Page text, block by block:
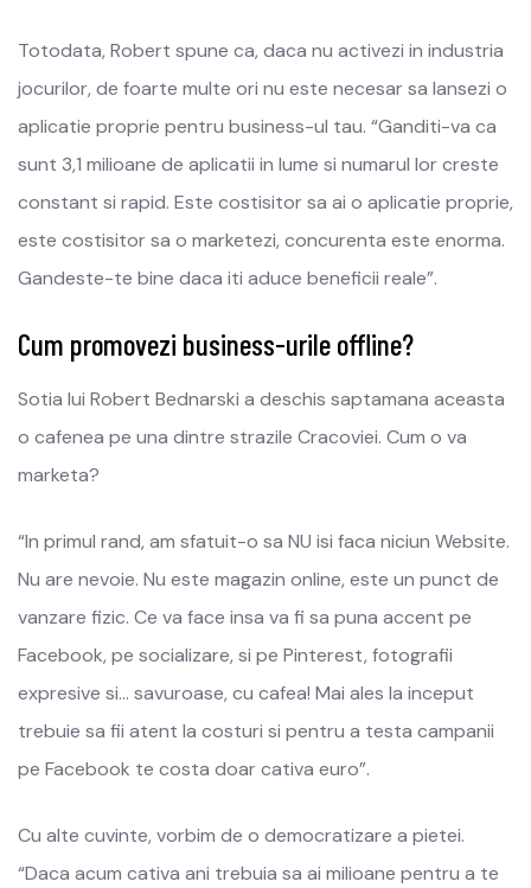
Totodata, Robert spune ca, daca nu activezi in industria
jocurilor, de foarte multe ori nu este necesar sa lansezi o
aplicatie proprie pentru business-ul tau. “Ganditi-va ca
sunt 3,1 milioane de aplicatii in lume si numarul lor creste
constant si rapid. Este costisitor sa ai o aplicatie proprie,
este costisitor sa o marketezi, concurenta este enorma.
Gandeste-te bine daca iti aduce beneficii reale”.
Cum promovezi business-urile offline?
Sotia lui Robert Bednarski a deschis saptamana aceasta
o cafenea pe una dintre strazile Cracoviei. Cum o va
marketa?
“In primul rand, am sfatuit-o sa NU isi faca niciun Website.
Nu are nevoie. Nu este magazin online, este un punct de
vanzare fizic. Ce va face insa va fi sa puna accent pe
Facebook, pe socializare, si pe Pinterest, fotografii
expresive si… savuroase, cu cafea! Mai ales la inceput
trebuie sa fii atent la costuri si pentru a testa campanii
pe Facebook te costa doar cativa euro”.
Cu alte cuvinte, vorbim de o democratizare a pietei.
“Daca acum cativa ani trebuia sa ai milioane pentru a te